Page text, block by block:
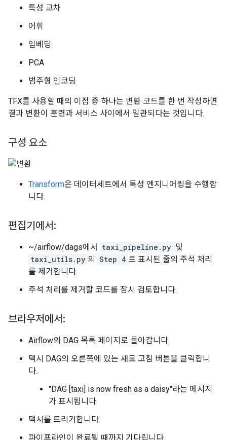
특성 교차
어휘
임베딩
PCA
범주형 인코딩
TFX를 사용할 때의 이점 중 하나는 변환 코드를 한 번 작성하면
결과 변환이 훈련과 서비스 사이에서 일관되다는 것입니다.
구성 요소
Transform은 데이터세트에서 특성 엔지니어링을 수행합
니다.
편집기에서:
~/airflow/dags에서 taxi_pipeline.py 및
taxi_utils.py 의 Step 4 로 표시된 줄의 주석 처리
를 제거합니다.
주석 처리를 제거할 코드를 잠시 검토합니다.
브라우저에서:
Airflow의 DAG 목록 페이지로 돌아갑니다.
택시 DAG의 오른쪽에 있는 새로 고침 버튼을 클릭합니
다.
"DAG [taxi] is now fresh as a daisy"라는 메시지
가 표시됩니다.
택시를 트리거합니다.
파이프라인이 완료될 때까지 기다립니다.